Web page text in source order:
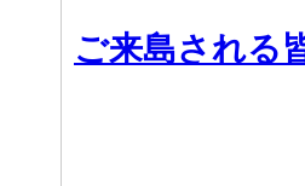
ご来島される